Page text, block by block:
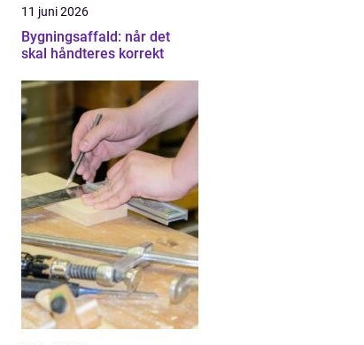
11 juni 2026
Bygningsaffald: når det
skal håndteres korrekt